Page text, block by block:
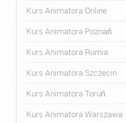
Kurs Animatora Online
Kurs Animatora Poznań
Kurs Animatora Rumia
Kurs Animatora Szczecin
Kurs Animatora Toruń
Kurs Animatora Warszawa